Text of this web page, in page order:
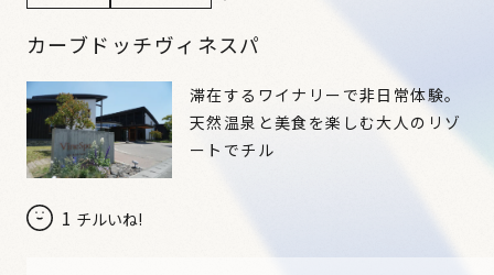
カーブドッチヴィネスパ
1 チルいね!
滞在するワイナリーで非日常体験。
天然温泉と美食を楽しむ大人のリゾ
ートでチル